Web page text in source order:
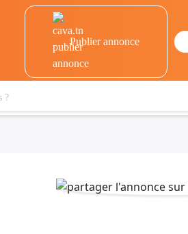
Publier annonce